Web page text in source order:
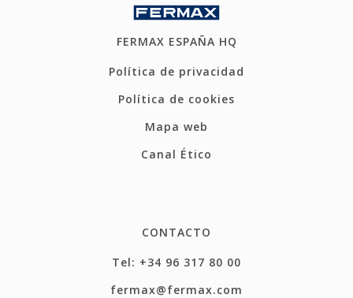
FERMAX ESPAÑA HQ
Política de privacidad
Política de cookies
Mapa web
Canal Ético
CONTACTO
Tel: +34 96 317 80 00
fermax@fermax.com